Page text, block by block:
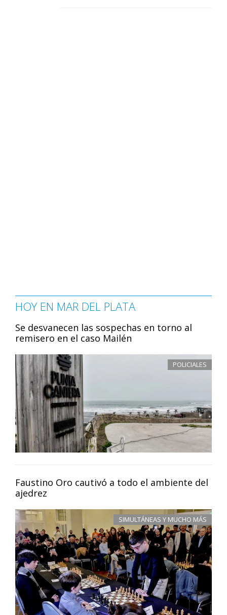
HOY EN MAR DEL PLATA
Se desvanecen las sospechas en torno al
remisero en el caso Mailén
POLICIALES
Faustino Oro cautivó a todo el ambiente del
ajedrez
SIMULTÁNEAS Y MUCHO MÁS